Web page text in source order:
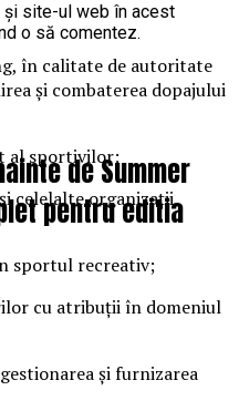
în calitate de autoritate
și combaterea dopajului
al sportivilor;
celelalte organizații
sportul recreativ;
cu atribuții în domeniul
și furnizarea
și site-ul web în acest
o să comentez.
de Summer
pentru editia